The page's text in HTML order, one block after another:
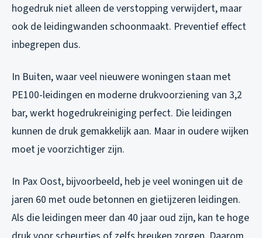
hogedruk niet alleen de verstopping verwijdert, maar
ook de leidingwanden schoonmaakt. Preventief effect
inbegrepen dus.
In Buiten, waar veel nieuwere woningen staan met
PE100-leidingen en moderne drukvoorziening van 3,2
bar, werkt hogedrukreiniging perfect. Die leidingen
kunnen de druk gemakkelijk aan. Maar in oudere wijken
moet je voorzichtiger zijn.
In Pax Oost, bijvoorbeeld, heb je veel woningen uit de
jaren 60 met oude betonnen en gietijzeren leidingen.
Als die leidingen meer dan 40 jaar oud zijn, kan te hoge